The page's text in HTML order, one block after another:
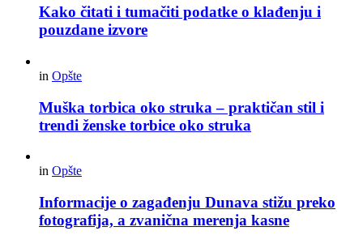
Kako čitati i tumačiti podatke o klađenju i
pouzdane izvore
in Opšte
Muška torbica oko struka – praktičan stil i
trendi ženske torbice oko struka
in Opšte
Informacije o zagađenju Dunava stižu preko
fotografija, a zvanična merenja kasne